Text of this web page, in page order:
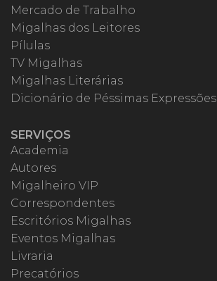
Mercado de Trabalho
Migalhas dos Leitores
Pílulas
TV Migalhas
Migalhas Literárias
Dicionário de Péssimas Expressões
SERVIÇOS
Academia
Autores
Migalheiro VIP
Correspondentes
Escritórios Migalhas
Eventos Migalhas
Livraria
Precatórios